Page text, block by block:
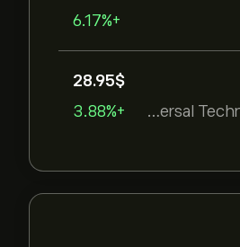
+6.17%
Universal Technical Institut
28.95‎$‎
+3.88%